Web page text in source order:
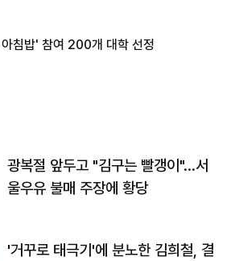
침밥' 참여 200개 대학 선정
광복절 앞두고 "김구는 빨갱이"…서
울우유 불매 주장에 황당
'거꾸로 태극기'에 분노한 김희철, 결